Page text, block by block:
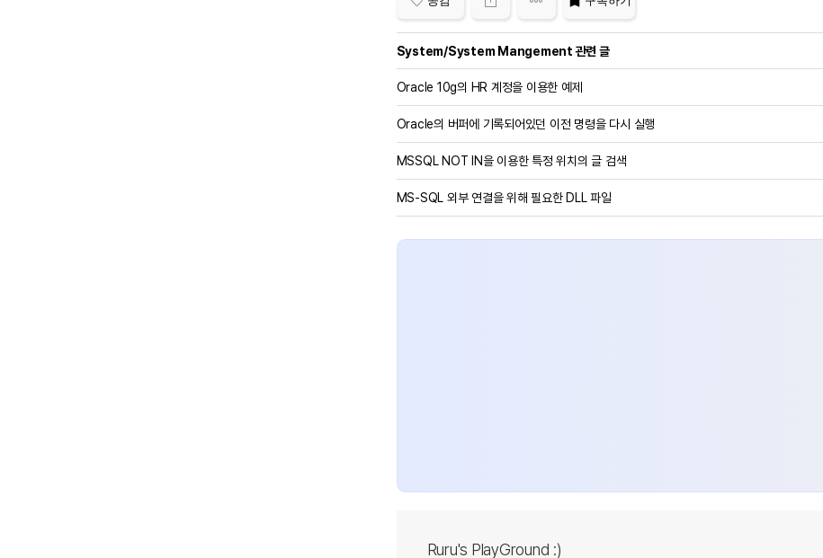
System/System Mangement 관련 글
Oracle 10g의 HR 계정을 이용한 예제
Oracle의 버퍼에 기록되어있던 이전 명령을 다시 실행
MSSQL NOT IN을 이용한 특정 위치의 글 검색
MS-SQL 외부 연결을 위해 필요한 DLL 파일
Ruru's PlayGround :)